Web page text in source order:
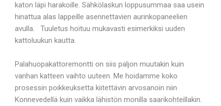
katon läpi harakoille. Sähkölaskun loppusummaa saa usein
hinattua alas lappeille asennettavien aurinkopaneelien
avulla. Tuuletus hoituu mukavasti esimerkiksi uuden
kattoluukun kautta.
Palahuopakattoremontti on siis paljon muutakin kuin
vanhan katteen vaihto uuteen. Me hoidamme koko
prosessin poikkeuksetta kiitettävin arvosanoin niin
Konnevedellä kuin vaikka lähistön monilla saarikohteillakin.